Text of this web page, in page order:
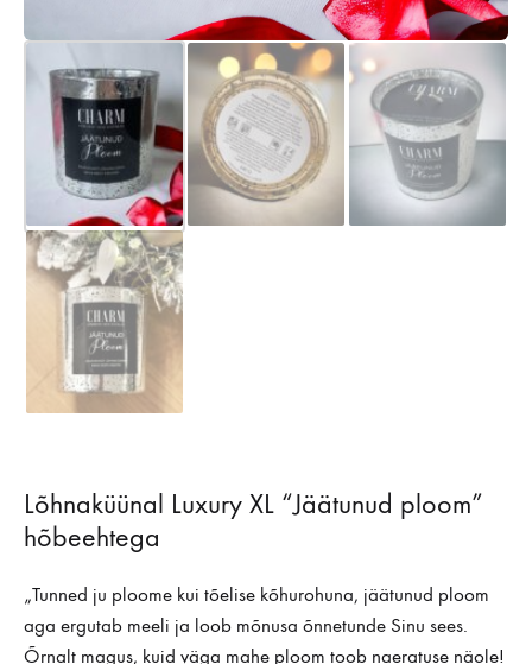
Lõhnaküünal Luxury XL “Jäätunud ploom”
hõbeehtega
„Tunned ju ploome kui tõelise kõhurohuna, jäätunud ploom
aga ergutab meeli ja loob mõnusa õnnetunde Sinu sees.
Õrnalt magus, kuid väga mahe ploom toob naeratuse näole!